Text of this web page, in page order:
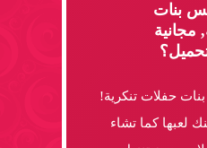
بنات
مجانية
حفلات تنكرية!
لعبها كما تشاء